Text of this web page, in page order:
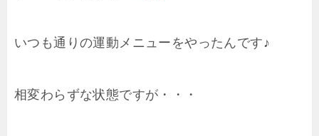
いつも通りの運動メニューをやったんです♪
相変わらずな状態ですが・・・